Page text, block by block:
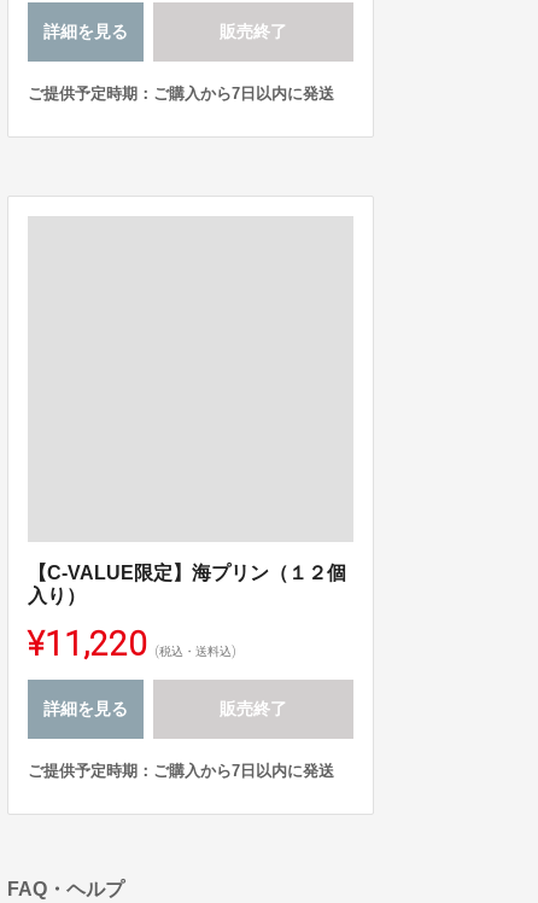
詳細を見る 販売終了
ご提供予定時期：ご購入から7日以内に発送
【C-VALUE限定】海プリン（１２個
入り）
¥11,220 (税込・送料込)
詳細を見る 販売終了
ご提供予定時期：ご購入から7日以内に発送
FAQ・ヘルプ